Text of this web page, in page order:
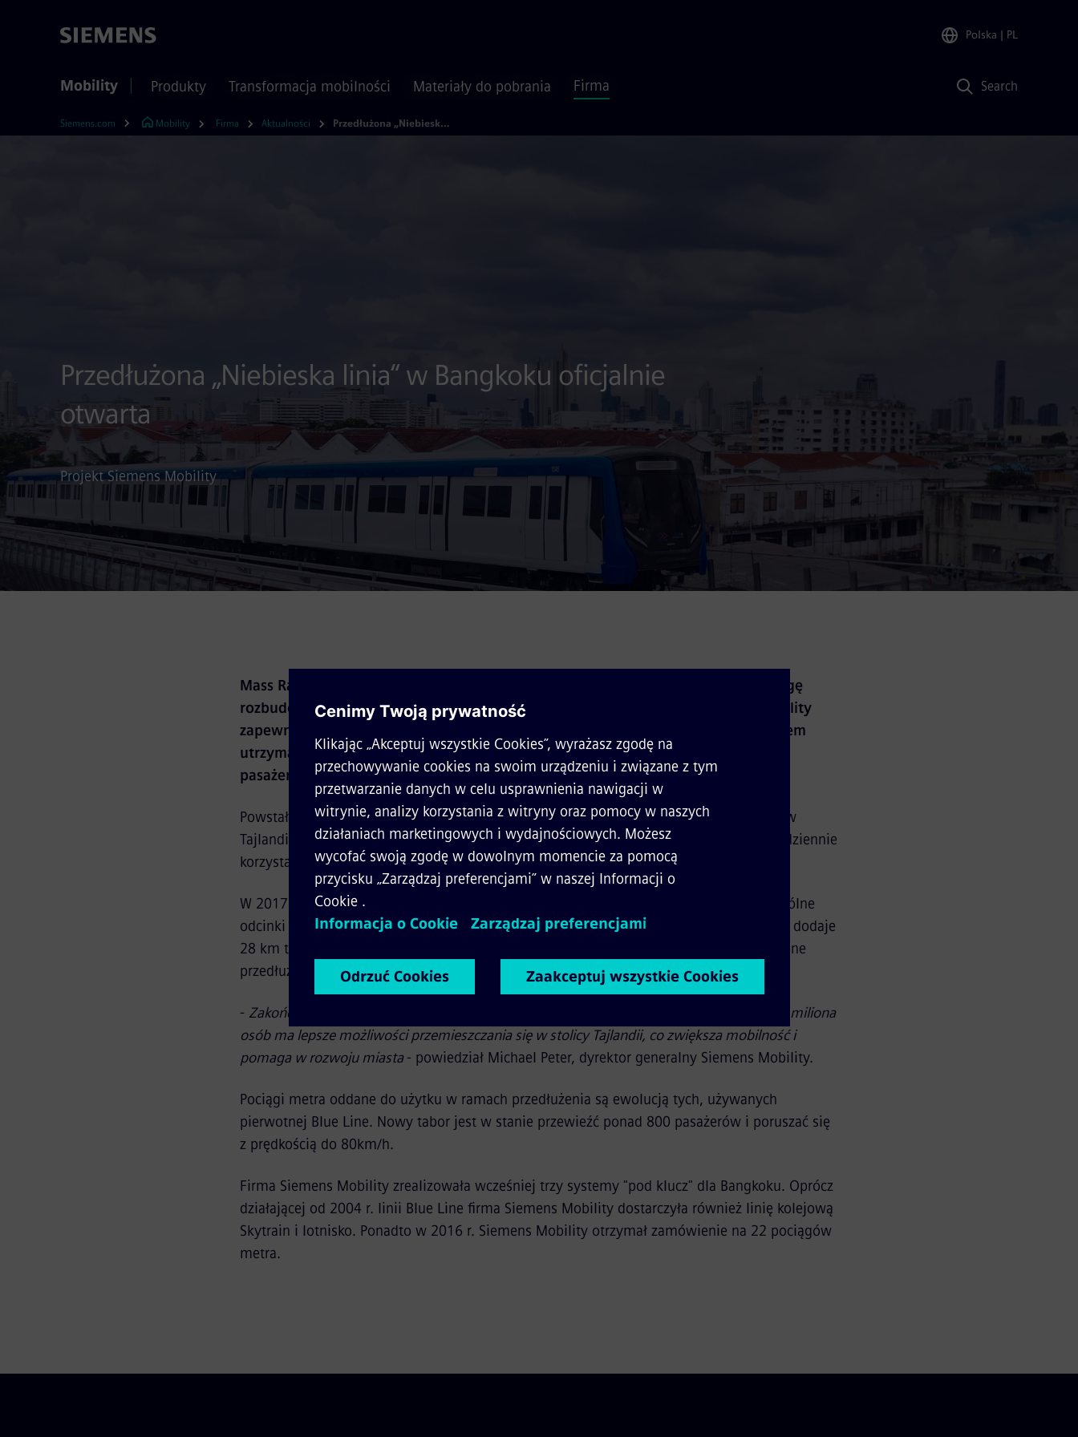
Polska | PL
Mobility Produkty Transformacja mobilności Materiały do pobrania Firma Search
Siemens.com Mobility Firma Aktualności Przedłużona „Niebieska linia“ w Bangkoku oficjalnie otwarta
Przedłużona „Niebieska linia“ w Bangkoku oficjalnie
otwarta
Projekt Siemens Mobility
Mass Rapid Transit Authority of Thailand (MRTA) oficjalnie wdrożyła pełną obsługę
rozbudowanej „Niebieskiej linii” (Blue Line), w ramach której firma Siemens Mobility
zapewniła tabor, infrastrukturę kolejową, integrację systemów oraz 10-letni system
utrzymania. Rozszerzenie zapewnia większą przepustowość i lepsze wrażenia dla
pasażerów.
Powstała w 2004 r. „Niebieska linia” w Bangkoku była pierwszą podziemną linią metra w
Tajlandii. Pierwotnie 20-kilometrowy odcinek Blue Line posiadał 18 stacji, z których codziennie
korzystało 320 tys. pasażerów.
W 2017 r. Siemens Mobility otrzymał kontrakt na rozbudowę Blue Line, której poszczególne
odcinki były otwierane w latach 2019-2020 r. W pełni ukończone rozszerzenie Blue Line dodaje
28 km torów, 19 nowych stacji i 35 dodatkowych trzywagonowych pociągów. Zakończone
przedłużenie Blue Line pozwoli na przewóz około 500 000 pasażerów dziennie.
- Zakończenie rozbudowy Niebieskiej Linii jest krokiem milowym dla Bangkoku. Blisko pół miliona
osób ma lepsze możliwości przemieszczania się w stolicy Tajlandii, co zwiększa mobilność i
pomaga w rozwoju miasta- powiedział Michael Peter, dyrektor generalny Siemens Mobility.
Pociągi metra oddane do użytku w ramach przedłużenia są ewolucją tych, używanych
pierwotnej Blue Line. Nowy tabor jest w stanie przewieźć ponad 800 pasażerów i poruszać się
z prędkością do 80km/h.
Firma Siemens Mobility zrealizowała wcześniej trzy systemy "pod klucz" dla Bangkoku. Oprócz
działającej od 2004 r. linii Blue Line firma Siemens Mobility dostarczyła również linię kolejową
Skytrain i lotnisko. Ponadto w 2016 r. Siemens Mobility otrzymał zamówienie na 22 pociągów
metra.